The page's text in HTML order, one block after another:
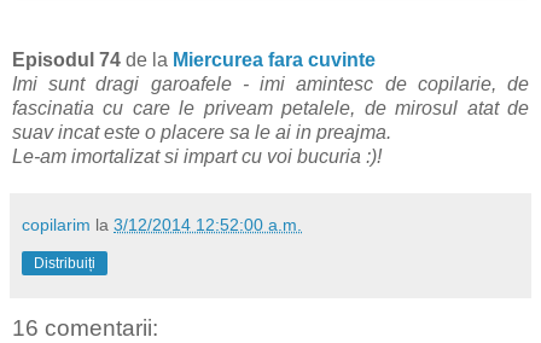
Episodul 74 de la Miercurea fara cuvinte
Imi sunt dragi garoafele - imi amintesc de copilarie, de
fascinatia cu care le priveam petalele, de mirosul atat de
suav incat este o placere sa le ai in preajma.
Le-am imortalizat si impart cu voi bucuria :)!
copilarim la 3/12/2014 12:52:00 a.m.
Distribuiți
16 comentarii: